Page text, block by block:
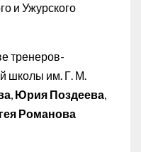
и Ужурского
тренеров-
школы им. Г. М.
, Юрия Поздеева,
Романова